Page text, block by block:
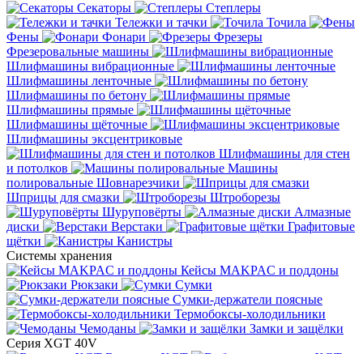
Секаторы
Степлеры
Тележки и тачки
Точила
Фены
Фонари
Фрезеры
Фрезеровальные машины
Шлифмашины вибрационные
Шлифмашины ленточные
Шлифмашины по бетону
Шлифмашины прямые
Шлифмашины щёточные
Шлифмашины эксцентриковые
Шлифмашины для стен
и потолков
Машины
полировальные Шовнарезчики
Шприцы для смазки
Штроборезы
Шуруповёрты
Алмазные
диски
Верстаки
Графитовые
щётки
Канистры
Системы хранения
Кейсы MAKPAC и поддоны
Рюкзаки
Сумки
Сумки-держатели поясные
Термобоксы-холодильники
Чемоданы
Замки и защёлки
Серия XGT 40V